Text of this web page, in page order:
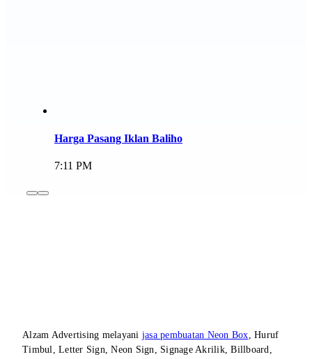
Harga Pasang Iklan Baliho
7:11 PM
Alzam Advertising melayani jasa pembuatan Neon Box , Huruf
Timbul, Letter Sign, Neon Sign, Signage Akrilik, Billboard,